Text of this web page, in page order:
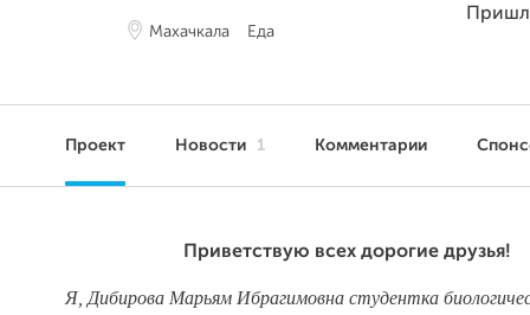
Махачкала Еда
Проект Новости 1 Комментарии
Приветствую всех дорогие друзья!
Я, Дибирова Марьям Ибрагимовна студентка